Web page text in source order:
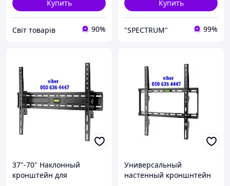
Купить
Cвіт товарів 90%
Купить
"SPECTRUM" 99%
37"-70" Наклонный
кронштейн для
Универсальный
настенный кроншнтейн